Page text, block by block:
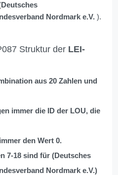
Deutsches
Nordmark e.V. ).
Struktur der LEI-
aus 20 Zahlen und
immer die ID der LOU, die
den Wert 0.
7-18 sind für (Deutsches
Nordmark e.V.)